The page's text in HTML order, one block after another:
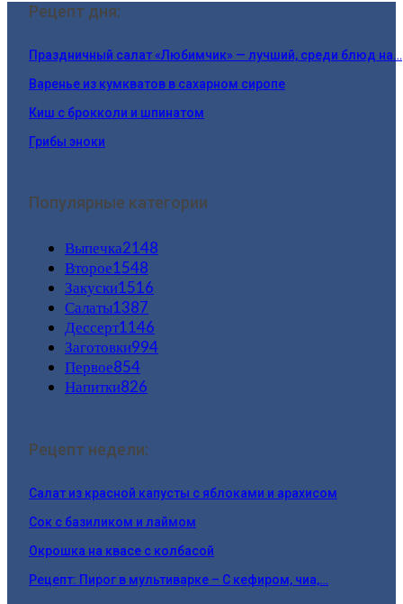
Рецепт дня:
Праздничный салат «Любимчик» — лучший, среди блюд на…
Варенье из кумкватов в сахарном сиропе
Киш с брокколи и шпинатом
Грибы эноки
Популярные категории
Выпечка2148
Второе1548
Закуски1516
Салаты1387
Дессерт1146
Заготовки994
Первое854
Напитки826
Рецепт недели:
Салат из красной капусты с яблоками и арахисом
Сок с базиликом и лаймом
Окрошка на квасе с колбасой
Рецепт: Пирог в мультиварке – С кефиром, чиа,…